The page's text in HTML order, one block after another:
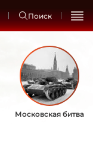
Поиск
Московская битва